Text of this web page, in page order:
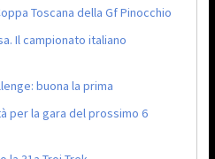
Toscana della Gf Pinocchio
Il campionato italiano
buona la prima
per la gara del prossimo 6